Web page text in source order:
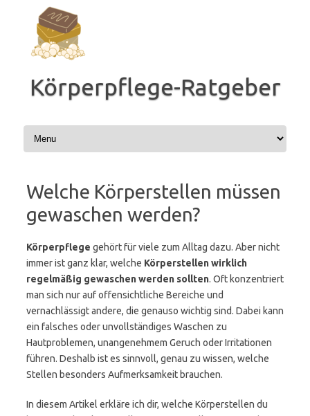
Inhalt
springen
Körperpflege-Ratgeber
Welche Körperstellen müssen
gewaschen werden?
Körperpflege gehört für viele zum Alltag dazu. Aber nicht
immer ist ganz klar, welche Körperstellen wirklich
regelmäßig gewaschen werden sollten. Oft konzentriert
man sich nur auf offensichtliche Bereiche und
vernachlässigt andere, die genauso wichtig sind. Dabei kann
ein falsches oder unvollständiges Waschen zu
Hautproblemen, unangenehmem Geruch oder Irritationen
führen. Deshalb ist es sinnvoll, genau zu wissen, welche
Stellen besonders Aufmerksamkeit brauchen.
In diesem Artikel erkläre ich dir, welche Körperstellen du